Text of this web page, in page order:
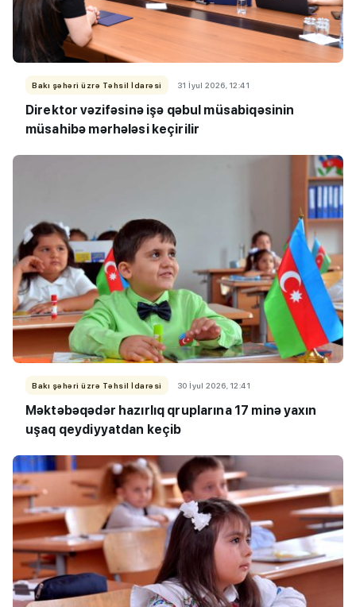
Bakı şəhəri üzrə Təhsil İdarəsi 31 İyul 2026, 12:41
Direktor vəzifəsinə işə qəbul müsabiqəsinin
müsahibə mərhələsi keçirilir
Bakı şəhəri üzrə Təhsil İdarəsi 30 İyul 2026, 12:41
Məktəbəqədər hazırlıq qruplarına 17 minə yaxın
uşaq qeydiyyatdan keçib